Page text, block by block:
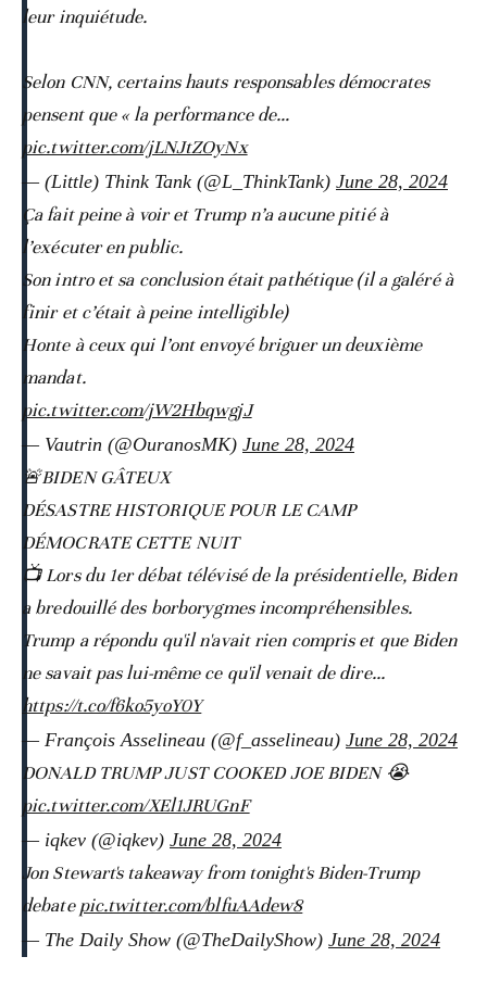
leur inquiétude.
Selon CNN, certains hauts responsables démocrates
pensent que « la performance de…
pic.twitter.com/jLNJtZOyNx
— (Little) Think Tank (@L_ThinkTank) June 28, 2024
Ça fait peine à voir et Trump n’a aucune pitié à
l’exécuter en public.
Son intro et sa conclusion était pathétique (il a galéré à
finir et c’était à peine intelligible)
Honte à ceux qui l’ont envoyé briguer un deuxième
mandat.
pic.twitter.com/jW2HbqwgjJ
— Vautrin (@OuranosMK) June 28, 2024
🚨BIDEN GÂTEUX
DÉSASTRE HISTORIQUE POUR LE CAMP
DÉMOCRATE CETTE NUIT
📺 Lors du 1er débat télévisé de la présidentielle, Biden
a bredouillé des borborygmes incompréhensibles.
Trump a répondu qu'il n'avait rien compris et que Biden
ne savait pas lui-même ce qu'il venait de dire...
https://t.co/f6ko5yoY0Y
— François Asselineau (@f_asselineau) June 28, 2024
DONALD TRUMP JUST COOKED JOE BIDEN 😭
pic.twitter.com/XEl1JRUGnF
— iqkev (@iqkev) June 28, 2024
Jon Stewart's takeaway from tonight's Biden-Trump
debatepic.twitter.com/blfuAAdew8
— The Daily Show (@TheDailyShow) June 28, 2024